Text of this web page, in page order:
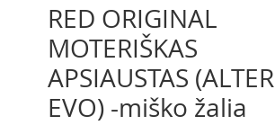
RED ORIGINAL
MOTERIŠKAS
APSIAUSTAS (ALTER
EVO) -miško žalia